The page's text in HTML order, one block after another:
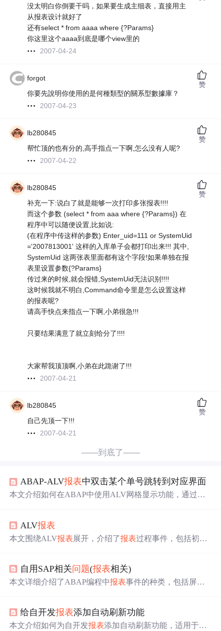
没太明白你倒要干吗，如果要生成主细表，直接用主
从报表设计就好了
还有select * from aaaa where {?Params}
你这里这个aaaa到底是哪个view里的
2007-04-24
forgot
你要先說明你使用的是何種類型的關系型數據庫？
2007-04-23
赞
lb280845
帮忙顶的也有分的,高手指点一下啊,怎么没有人呢?
2007-04-22
赞
lb280845
补充一下:说白了就是能够一次打印多张报表!!!!
而这个参数 (select * from aaa where {?Params}) 在
程序中可以随便设置,比如说:
(在程序中传这样的参数) Enter_uid=111 or SystemUid
='2007813001' 这样的入库单子会都打印出来!!! 其中,
SystemUid 这两张表里面都有这个字段!如果单独在报
表里设置参数{?Params}
传过来的时候,就会报错,SystemUid无法识别!!!!
这时候我就不明白,Command命令里是怎么设置这样
的报表呢?
请高手快点来指点一下啊,小弟很急!!!
只要结果满意了就立刻给分了!!!!
大家帮我顶顶啊,小弟在此跪谢了!!!
2007-04-21
赞
lb280845
自己先顶一下!!!
2007-04-21
赞
——到底了——
ABAP-ALV报表中双击某个单号跳转到对应界面
本文介绍如何在ABAP中使用ALV网格显示功能，通过双
PLAY_LVC’的使用，以及如何在USER_
中捕捉双击事件，并针对不同字段跳转至相应交易代码。
ALV报表
本文围绕ALV报表展开，介绍了报表过程事件，包括初始
及两个控制结构FIELD CATALOG和LAYOUT，以及两个
触发事件、输出ALV表头方式等内容。
自用SAP相关问题(报表相关)
本文详细介绍了ABAP编程中报表事件的种类，包括屏幕
的自定义配置。
给自开发报表添加自动刷新功能
本文介绍如何为自开发报表添加自动刷新功能，适用于大